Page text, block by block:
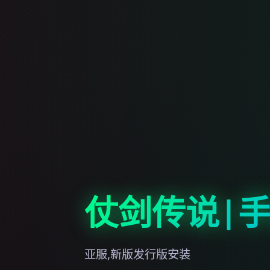
仗剑传说|
亚服,新版发行版安装